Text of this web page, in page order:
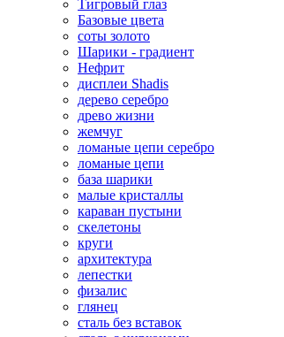
Тигровый глаз
Базовые цвета
соты золото
Шарики - градиент
Нефрит
дисплеи Shadis
дерево серебро
древо жизни
жемчуг
ломаные цепи серебро
ломаные цепи
база шарики
малые кристаллы
караван пустыни
скелетоны
круги
архитектура
лепестки
физалис
глянец
сталь без вставок